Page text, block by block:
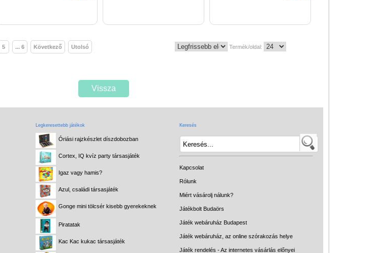
5 ... 6 Következő Utolsó Termék/oldal:
Vissza
Legkeresettebb játékok
Óriási rajzkészlet díszdobozban
Cortex, IQ kvíz party társasjáték
Igaz vagy hamis?
Azul, családi társasjáték
Gonge mini tölcsér kisebb gyerekeknek
Piratatak
Kac Kac kukac társasjáték
Keresés
Kapcsolat
Rólunk
Miért vásárolj nálunk?
Játékbolt Budaörs
Játék webáruház Budapest
Játék webáruház, az online szórakozás helye
Játék rendelés - Az internetes vásárlás előnyei